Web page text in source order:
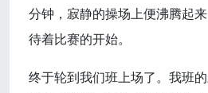
分钟，寂静的操场上便沸腾起
待着比赛的开始。
终于轮到我们班上场了。我班